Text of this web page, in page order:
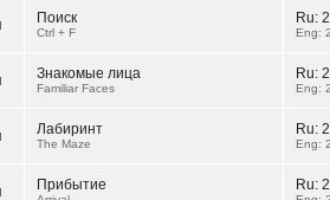
Поиск
Ctrl + F
Ru:
Eng:
Знакомые лица
Familiar Faces
Ru:
Eng:
Лабиринт
The Maze
Ru:
Eng:
Прибытие Ru: